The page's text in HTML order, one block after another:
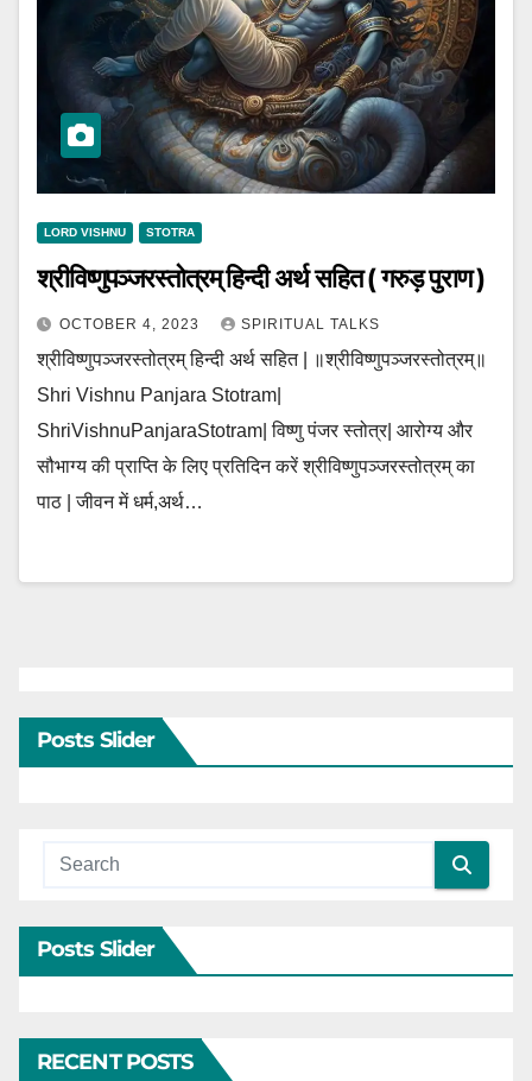
LORD VISHNU STOTRA
श्रीविष्णुपञ्जरस्तोत्रम् हिन्दी अर्थ सहित ( गरुड़ पुराण )
OCTOBER 4, 2023 SPIRITUAL TALKS
श्रीविष्णुपञ्जरस्तोत्रम् हिन्दी अर्थ सहित | ॥श्रीविष्णुपञ्जरस्तोत्रम्॥
Shri Vishnu Panjara Stotram|
ShriVishnuPanjaraStotram| विष्णु पंजर स्तोत्र| आरोग्य और
सौभाग्य की प्राप्ति के लिए प्रतिदिन करें श्रीविष्णुपञ्जरस्तोत्रम् का
पाठ | जीवन में धर्म,अर्थ…
Posts Slider
Posts Slider
RECENT POSTS